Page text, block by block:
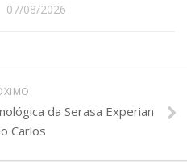
07/08/2026
da Serasa Experian
Carlos